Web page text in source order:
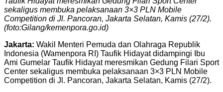
sekaligus membuka pelaksanaan 3×3 PLN Mobile
Competition di Jl. Pancoran, Jakarta Selatan, Kamis (27/2).
(foto:Gilang/kemenpora.go.id)
Jakarta: Wakil Menteri Pemuda dan Olahraga Republik
Indonesia (Wamenpora RI) Taufik Hidayat didampingi Ibu
Ami Gumelar Taufik Hidayat meresmikan Gedung Filari Sport
Center sekaligus membuka pelaksanaan 3×3 PLN Mobile
Competition di Jl. Pancoran, Jakarta Selatan, Kamis (27/2).